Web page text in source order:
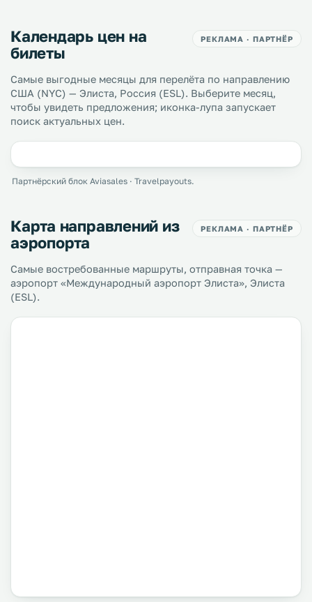
Календарь цен на
билеты
РЕКЛАМА · ПАРТНЁР
Самые выгодные месяцы для перелёта по направлению
США (NYC) — Элиста, Россия (ESL). Выберите месяц,
чтобы увидеть предложения; иконка-лупа запускает
поиск актуальных цен.
Партнёрский блок Aviasales · Travelpayouts.
Карта направлений из
аэропорта
РЕКЛАМА · ПАРТНЁР
Самые востребованные маршруты, отправная точка —
аэропорт «Международный аэропорт Элиста», Элиста
(ESL).